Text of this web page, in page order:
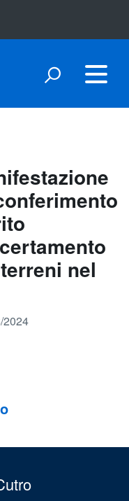
nel
2024